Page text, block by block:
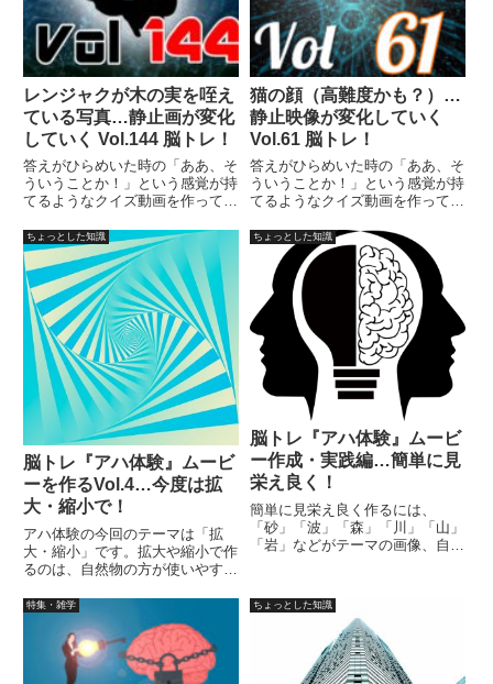
レンジャクが木の実を咥え
ている写真…静止画が変化
していく Vol.144 脳トレ！
答えがひらめいた時の「ああ、そ
ういうことか！」という感覚が持
てるようなクイズ動画を作ってみ
画に答えはありませんので、最後
まで繰り返し見られます。
猫の顔（高難度かも？）…
静止映像が変化していく
Vol.61 脳トレ！
答えがひらめいた時の「ああ、そ
ういうことか！」という感覚が持
てるようなクイズ動画を作ってみ
画に答えはありませんので、最後
まで繰り返し見られます。
ちょっとした知識
脳トレ『アハ体験』ムービ
ーを作るVol.4…今度は拡
大・縮小で！
アハ体験の今回のテーマは「拡
大・縮小」です。拡大や縮小で作
るのは、自然物の方が使いやす
部位を、拡大・縮小することで、
見ていても気が付きにくい状況に
なります。その反面、人工物横の
部位を変化させては「アハ」とは
なりにくい…
ちょっとした知識
脳トレ『アハ体験』ムービ
ー作成・実践編…簡単に見
栄え良く！
簡単に見栄え良く作るには、
「砂」「波」「森」「川」「山」
「岩」などがテーマの画像、自然
わかりにくくなる。・写真の加
工・編集技術が低くてもできる。
それなので、大切なのは素材選び
特集・雑学 ちょっとした知識